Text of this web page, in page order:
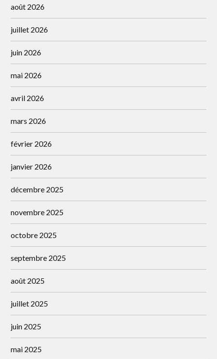
août 2026
juillet 2026
juin 2026
mai 2026
avril 2026
mars 2026
février 2026
janvier 2026
décembre 2025
novembre 2025
octobre 2025
septembre 2025
août 2025
juillet 2025
juin 2025
mai 2025